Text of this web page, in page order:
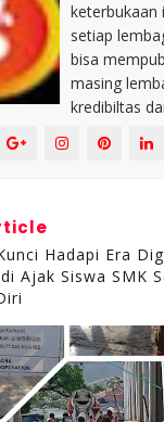
keterbukaan
setiap
bisa
masing
kredibiltas
Hadapi Era
Ajak Siswa SMK